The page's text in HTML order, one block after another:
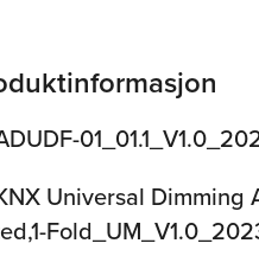
Universal Dimming